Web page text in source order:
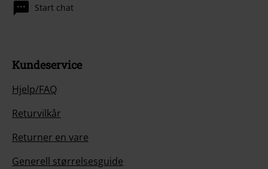
Start chat
Kundeservice
Hjelp/FAQ
Returvilkår
Returner en vare
Generell størrelsesguide